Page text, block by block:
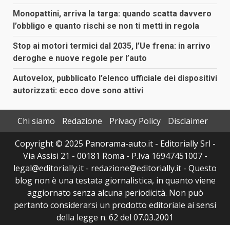
Monopattini, arriva la targa: quando scatta davvero
l’obbligo e quanto rischi se non ti metti in regola
Stop ai motori termici dal 2035, l’Ue frena: in arrivo
deroghe e nuove regole per l’auto
Autovelox, pubblicato l’elenco ufficiale dei dispositivi
autorizzati: ecco dove sono attivi
Chi siamo Redazione Privacy Policy
Disclaimer
Copyright © 2025 Panorama-auto.it - Editorially Srl -
Via Assisi 21 - 00181 Roma - P.Iva 16947451007 -
legal@editorially.it - redazione@editorially.it - Questo
blog non è una testata giornalistica, in quanto viene
aggiornato senza alcuna periodicità. Non può
pertanto considerarsi un prodotto editoriale ai sensi
della legge n. 62 del 07.03.2001